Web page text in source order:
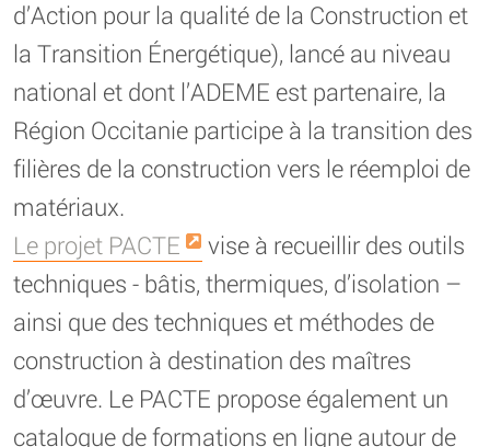
d’Action pour la qualité de la Construction et
la Transition Énergétique), lancé au niveau
national et dont l’ADEME est partenaire, la
Région Occitanie participe à la transition des
filières de la construction vers le réemploi de
matériaux.
Le projet PACTE
vise à recueillir des outils
techniques - bâtis, thermiques, d’isolation –
ainsi que des techniques et méthodes de
construction à destination des maîtres
d’œuvre. Le PACTE propose également un
catalogue de formations en ligne autour de